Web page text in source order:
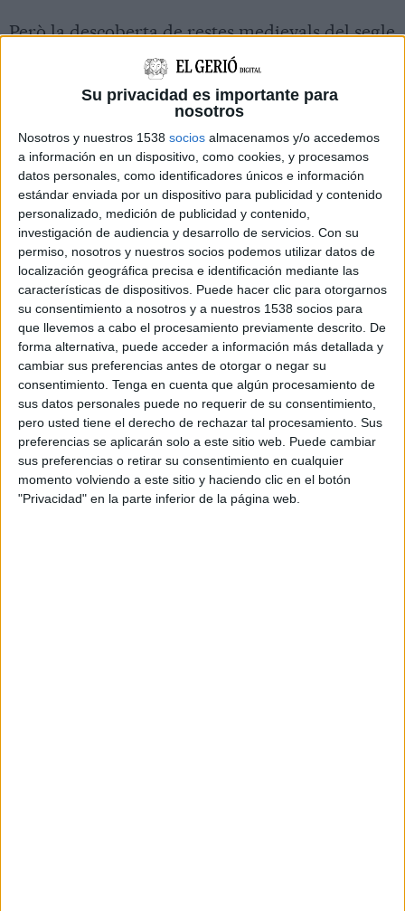
Su privacidad es importante para
nosotros
Nosotros y nuestros 1538 socios almacenamos y/o accedemos
a información en un dispositivo, como cookies, y procesamos
datos personales, como identificadores únicos e información
estándar enviada por un dispositivo para publicidad y contenido
personalizado, medición de publicidad y contenido,
investigación de audiencia y desarrollo de servicios. Con su
permiso, nosotros y nuestros socios podemos utilizar datos de
localización geográfica precisa e identificación mediante las
características de dispositivos. Puede hacer clic para otorgarnos
su consentimiento a nosotros y a nuestros 1538 socios para
que llevemos a cabo el procesamiento previamente descrito. De
forma alternativa, puede acceder a información más detallada y
cambiar sus preferencias antes de otorgar o negar su
consentimiento. Tenga en cuenta que algún procesamiento de
sus datos personales puede no requerir de su consentimiento,
pero usted tiene el derecho de rechazar tal procesamiento. Sus
preferencias se aplicarán solo a este sitio web. Puede cambiar
sus preferencias o retirar su consentimiento en cualquier
momento volviendo a este sitio y haciendo clic en el botón
"Privacidad" en la parte inferior de la página web.
Però la descoberta de restes medievals del segle
XIV (en concret, de l'antic Rec Comtal i del Molí
de Baix) van fer alentir els treballs i van obligar
a replantejar-ne els terminis. Per això, el
consistori va donar una pròrroga a l'empresa
perquè els acabés, que va expirar a finals de
l'any passat.
La realitat és, però, que l'edifici encara està
empantanegat. De fet, no hi ha moviment i a
simple cop d'ull ja es veu que les obres són lluny
d'acabar-se. Per això, la junta de govern local ha
aprovat iniciar un expedient de resolució
contractual amb Comsa Service Facility
Management. A la pràctica, això suposa
engegar el procés administratiu per rescindir el
contracte amb l'empresa adjudicatària.
El regidor d'Urbanisme, Lluís Martí, admet que
"a ningú se li escapa que la de la Central del